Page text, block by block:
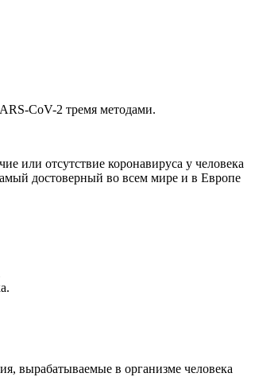
CoV-2 тремя методами.
или отсутствие коронавируса у человека
достоверный во всем мире и в Европе
вырабатываемые в организме человека